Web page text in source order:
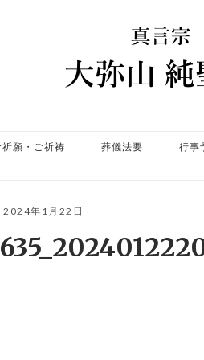
祈願・ご祈祷 葬儀法要 行事
2024年1月22日